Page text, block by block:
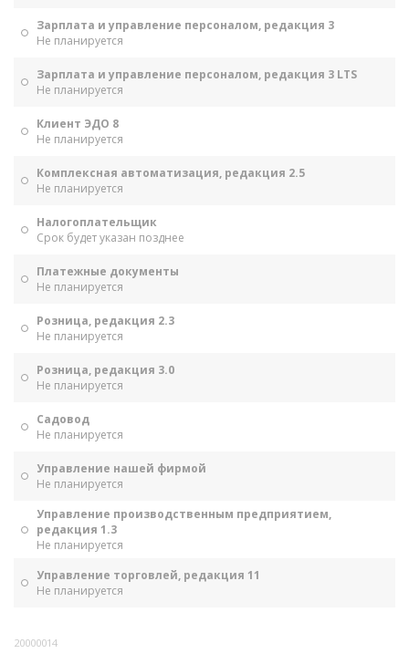
Зарплата и управление персоналом, редакция 3
Не планируется
Зарплата и управление персоналом, редакция 3 LTS
Не планируется
Клиент ЭДО 8
Не планируется
Комплексная автоматизация, редакция 2.5
Не планируется
Налогоплательщик
Срок будет указан позднее
Платежные документы
Не планируется
Розница, редакция 2.3
Не планируется
Розница, редакция 3.0
Не планируется
Садовод
Не планируется
Управление нашей фирмой
Не планируется
Управление производственным предприятием,
редакция 1.3
Не планируется
Управление торговлей, редакция 11
Не планируется
20000014